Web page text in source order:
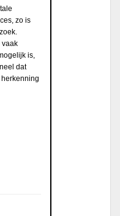
zo is
vaak
is,
dat